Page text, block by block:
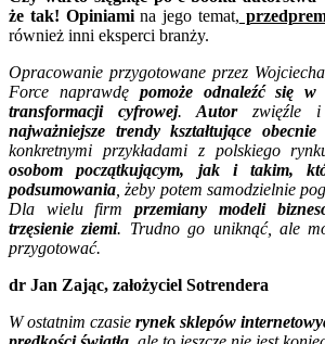
że tak! Opiniamina jego temat,
również inni eksperci branży.
Opracowanie przygotowane przez
Force naprawdę pomoże odnaleźć się w
transformacji cyfrowej.Autorzwięźle i
najważniejsze trendy kształtujące obecnie
konkretnymi przykładami z polskiego
osobom początkującym, jak i takim,
podsumowania, żeby potem samodzielnie
Dla wielu firmprzemiany modeli
trzęsienie ziemi. Trudno go uniknąć, ale
przygotować.
dr Jan Zając, założyciel Sotrendera
W ostatnim czasie rynek sklepów